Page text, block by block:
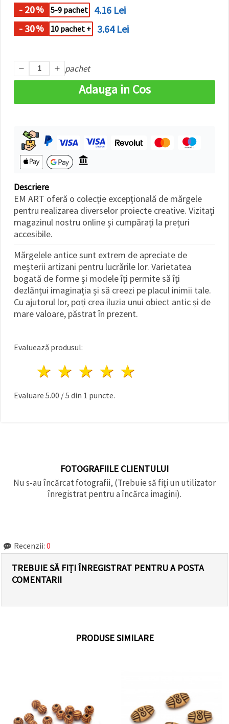
selectând
un tip de
cookie -uri
Аcceptati
- 20% 5-9 pachet
4.16 Lei
- 30% 10 pachet + 3.64 Lei
pachet
Adauga in Cos
Descriere
EM ART oferă o colecție excepțională de mărgele
pentru realizarea diverselor proiecte creative. Vizitați
magazinul nostru online și cumpărați la prețuri
accesibile.
Mărgelele antice sunt extrem de apreciate de
meșterii artizani pentru lucrările lor. Varietatea
bogată de forme și modele îți permite să îți
dezlănțui imaginația și să creezi pe placul inimii tale.
Cu ajutorul lor, poți crea iluzia unui obiect antic și de
mare valoare, păstrat în prezent.
Evaluează produsul:
4 stele
3 stele
2 stele
1 stea
Evaluare 5.00 /5 din 1 puncte.
FOTOGRAFIILE CLIENTULUI
Nu s-au încărcat fotografii, (Trebuie să fiți un utilizator
înregistrat pentru a încărca imagini).
Recenzii: 0
TREBUIE SĂ FIȚI ÎNREGISTRAT PENTRU A POSTA
COMENTARII
PRODUSE SIMILARE